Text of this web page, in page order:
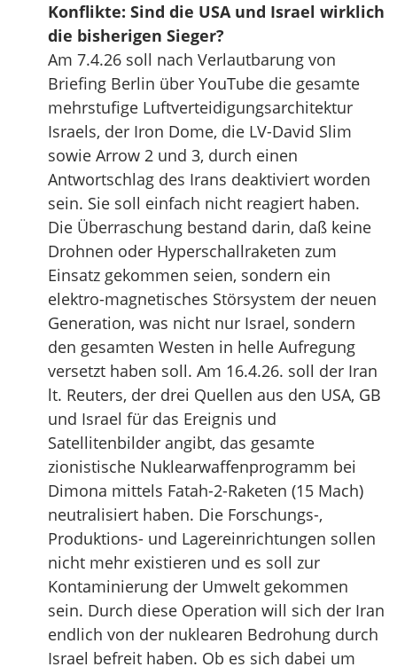
Konflikte: Sind die USA und Israel wirklich
die bisherigen Sieger?
Am 7.4.26 soll nach Verlautbarung von
Briefing Berlin über YouTube die gesamte
mehrstufige Luftverteidigungsarchitektur
Israels, der Iron Dome, die LV-David Slim
sowie Arrow 2 und 3, durch einen
Antwortschlag des Irans deaktiviert worden
sein. Sie soll einfach nicht reagiert haben.
Die Überraschung bestand darin, daß keine
Drohnen oder Hyperschallraketen zum
Einsatz gekommen seien, sondern ein
elektro-magnetisches Störsystem der neuen
Generation, was nicht nur Israel, sondern
den gesamten Westen in helle Aufregung
versetzt haben soll. Am 16.4.26. soll der Iran
lt. Reuters, der drei Quellen aus den USA, GB
und Israel für das Ereignis und
Satellitenbilder angibt, das gesamte
zionistische Nuklearwaffenprogramm bei
Dimona mittels Fatah-2-Raketen (15 Mach)
neutralisiert haben. Die Forschungs-,
Produktions- und Lagereinrichtungen sollen
nicht mehr existieren und es soll zur
Kontaminierung der Umwelt gekommen
sein. Durch diese Operation will sich der Iran
endlich von der nuklearen Bedrohung durch
Israel befreit haben. Ob es sich dabei um